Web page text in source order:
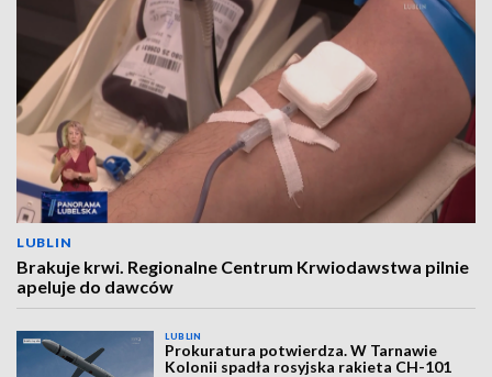
LUBLIN
Brakuje krwi. Regionalne Centrum Krwiodawstwa pilnie
apeluje do dawców
LUBLIN
Prokuratura potwierdza. W Tarnawie
Kolonii spadła rosyjska rakieta CH-101